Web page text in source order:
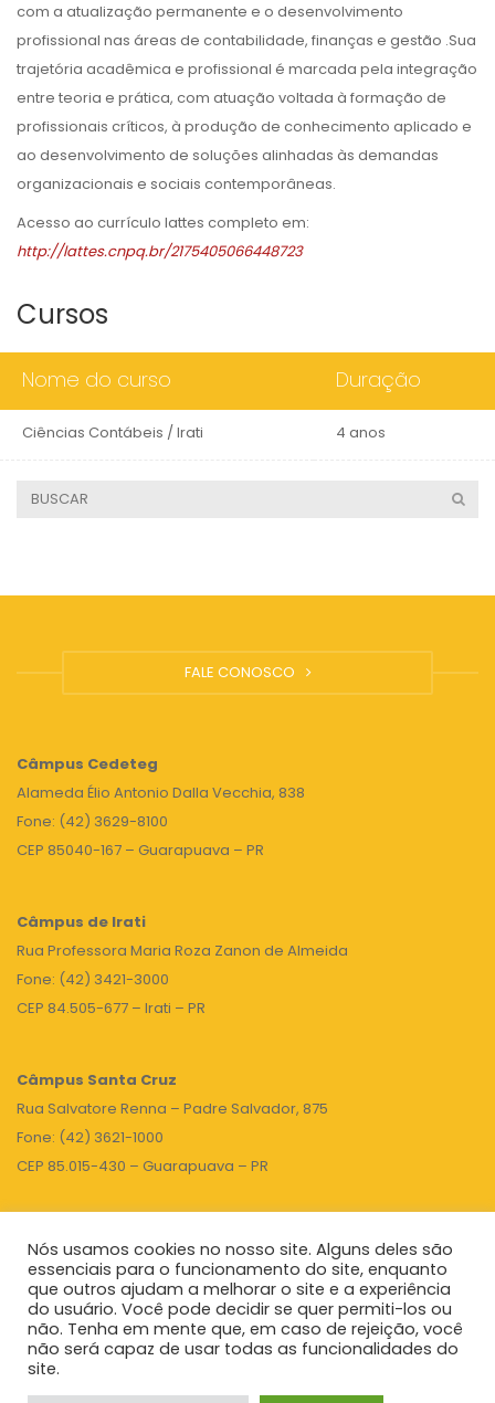
com a atualização permanente e o desenvolvimento
profissional nas áreas de contabilidade, finanças e gestão .Sua
trajetória acadêmica e profissional é marcada pela integração
entre teoria e prática, com atuação voltada à formação de
profissionais críticos, à produção de conhecimento aplicado e
ao desenvolvimento de soluções alinhadas às demandas
organizacionais e sociais contemporâneas.
Acesso ao currículo lattes completo em:
http://lattes.cnpq.br/2175405066448723
Cursos
Nome do curso Duração
Ciências Contábeis / Irati 4 anos
FALE CONOSCO
Câmpus Cedeteg
Alameda Élio Antonio Dalla Vecchia, 838
Fone: (42) 3629-8100
CEP 85040-167 – Guarapuava – PR
Câmpus de Irati
Rua Professora Maria Roza Zanon de Almeida
Fone: (42) 3421-3000
CEP 84.505-677 – Irati – PR
Câmpus Santa Cruz
Rua Salvatore Renna – Padre Salvador, 875
Fone: (42) 3621-1000
CEP 85.015-430 – Guarapuava – PR
TOPO
Unicentro |Governo do Paraná|Seti| Agenda do Reitor
Nós usamos cookies no nosso site. Alguns deles são
essenciais para o funcionamento do site, enquanto
que outros ajudam a melhorar o site e a experiência
do usuário. Você pode decidir se quer permiti-los ou
não. Tenha em mente que, em caso de rejeição, você
não será capaz de usar todas as funcionalidades do
site.